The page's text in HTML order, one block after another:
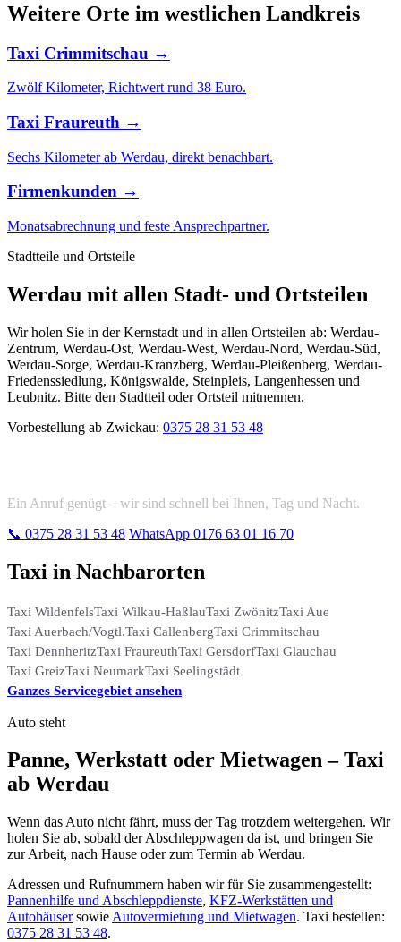
Weitere Orte im westlichen Landkreis
Taxi Crimmitschau →
Zwölf Kilometer, Richtwert rund 38 Euro.
Taxi Fraureuth →
Sechs Kilometer ab Werdau, direkt benachbart.
Firmenkunden →
Monatsabrechnung und feste Ansprechpartner.
Stadtteile und Ortsteile
Werdau mit allen Stadt- und Ortsteilen
Wir holen Sie in der Kernstadt und in allen Ortsteilen ab: Werdau-
Zentrum, Werdau-Ost, Werdau-West, Werdau-Nord, Werdau-Süd,
Werdau-Sorge, Werdau-Kranzberg, Werdau-Pleißenberg, Werdau-
Friedenssiedlung, Königswalde, Steinpleis, Langenhessen und
Leubnitz. Bitte den Stadtteil oder Ortsteil mitnennen.
Vorbestellung ab Zwickau: 0375 28 31 53 48
Ein Anruf genügt – wir sind schnell bei Ihnen, Tag und Nacht.
📞 0375 28 31 53 48 WhatsApp 0176 63 01 16 70
Taxi in Nachbarorten
Taxi WildenfelsTaxi Wilkau-HaßlauTaxi ZwönitzTaxi Aue
Taxi Auerbach/Vogtl.Taxi CallenbergTaxi Crimmitschau
Taxi DennheritzTaxi FraureuthTaxi GersdorfTaxi Glauchau
Taxi GreizTaxi NeumarkTaxi Seelingstädt
Ganzes Servicegebiet ansehen
Auto steht
Panne, Werkstatt oder Mietwagen – Taxi
ab Werdau
Wenn das Auto nicht fährt, muss der Tag trotzdem weitergehen. Wir
holen Sie ab, sobald der Abschleppwagen da ist, und bringen Sie
zur Arbeit, nach Hause oder zum Termin ab Werdau.
Adressen und Rufnummern haben wir für Sie zusammengestellt:
Pannenhilfe und Abschleppdienste, KFZ-Werkstätten und
Autohäusersowie Autovermietung und Mietwagen. Taxi bestellen:
0375 28 31 53 48.